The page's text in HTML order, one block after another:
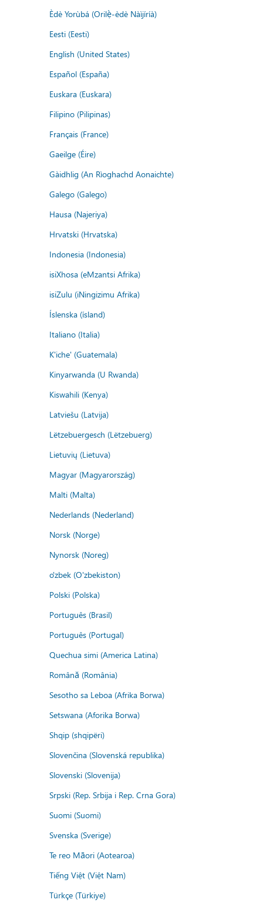
Èdè Yorùbá (Orilẹ̀-èdè Nàìjíríà)
Eesti (Eesti)
English (United States)
Español (España)
Euskara (Euskara)
Filipino (Pilipinas)
Français (France)
Gaeilge (Éire)
Gàidhlig (An Rìoghachd Aonaichte)
Galego (Galego)
Hausa (Najeriya)
Hrvatski (Hrvatska)
Indonesia (Indonesia)
isiXhosa (eMzantsi Afrika)
isiZulu (iNingizimu Afrika)
Íslenska (ísland)
Italiano (Italia)
K'iche' (Guatemala)
Kinyarwanda (U Rwanda)
Kiswahili (Kenya)
Latviešu (Latvija)
Lëtzebuergesch (Lëtzebuerg)
Lietuvių (Lietuva)
Magyar (Magyarország)
Malti (Malta)
Nederlands (Nederland)
Norsk (Norge)
Nynorsk (Noreg)
o'zbek (O'zbekiston)
Polski (Polska)
Português (Brasil)
Português (Portugal)
Quechua simi (America Latina)
Română (România)
Sesotho sa Leboa (Afrika Borwa)
Setswana (Aforika Borwa)
Shqip (shqipëri)
Slovenčina (Slovenská republika)
Slovenski (Slovenija)
Srpski (Rep. Srbija i Rep. Crna Gora)
Suomi (Suomi)
Svenska (Sverige)
Te reo Māori (Aotearoa)
Tiếng Việt (Việt Nam)
Türkçe (Türkiye)